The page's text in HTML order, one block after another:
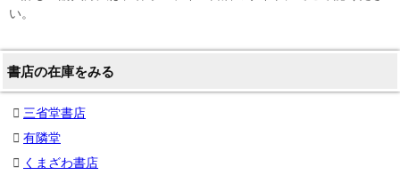
い。
書店の在庫をみる
三省堂書店
有隣堂
くまざわ書店